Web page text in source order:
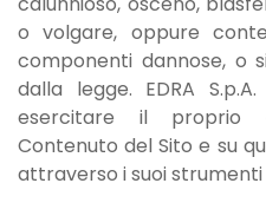
o volgare, oppure
componenti dannose, o
dalla legge. EDRA
esercitare il proprio
Contenuto del Sito e su
attraverso i suoi strumenti